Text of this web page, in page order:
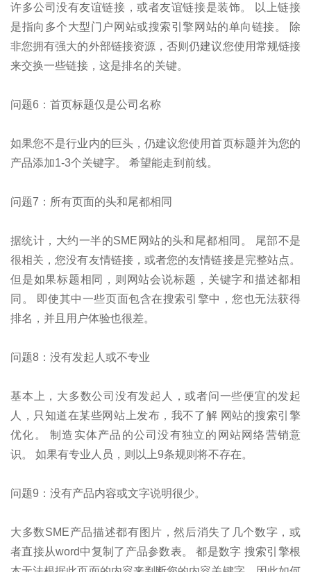
许多公司没有友谊链接，或者友谊链接是装饰。 以上链接
是指向多个大型门户网站或搜索引擎网站的单向链接。 除
非您拥有强大的外部链接资源，否则仍建议您使用常规链接
来交换一些链接，这是排名的关键。
问题6：首页标题仅是公司名称
如果您不是行业内的巨头，仍建议您使用首页标题并为您的
产品添加1-3个关键字。 希望能走到前线。
问题7：所有页面的头和尾都相同
据统计，大约一半的SME网站的头和尾都相同。 尾部不是
很相关，您没有友情链接，或者您的友情链接是完整站点。
但是如果标题相同，则网站会说标题，关键字和描述都相
同。 即使其中一些页面包含在搜索引擎中，您也无法获得
排名，并且用户体验也很差。
问题8：没有发起人或不专业
基本上，大多数公司没有发起人，或者问一些便宜的发起
人，只知道在某些网站上发布，我不了解 网站的搜索引擎
优化。 制造实体产品的公司没有独立的网站网络营销意
识。 如果有专业人员，则以上9条规则将不存在。
问题9：没有产品内容或文字说明很少。
大多数SME产品描述都有图片，然后消失了几个数字，或
者直接从word中复制了产品参数表。 都是数字 搜索引擎根